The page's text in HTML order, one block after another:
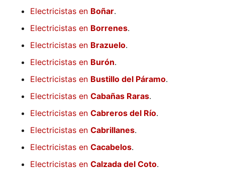
Electricistas en Boñar.
Electricistas en Borrenes.
Electricistas en Brazuelo.
Electricistas en Burón.
Electricistas en Bustillo del Páramo.
Electricistas en Cabañas Raras.
Electricistas en Cabreros del Río.
Electricistas en Cabrillanes.
Electricistas en Cacabelos.
Electricistas en Calzada del Coto.